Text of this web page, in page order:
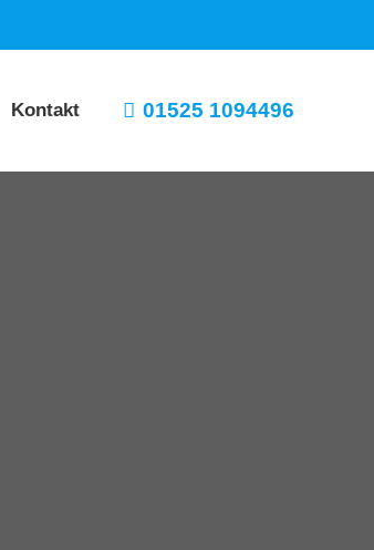
Kontakt 01525 1094496